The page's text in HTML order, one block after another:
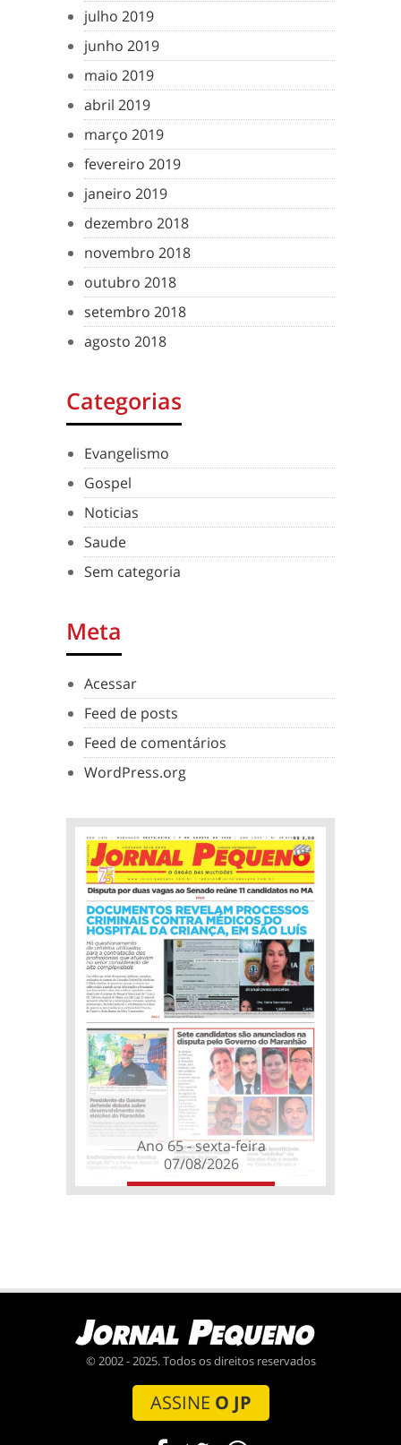
julho 2019
junho 2019
maio 2019
abril 2019
março 2019
fevereiro 2019
janeiro 2019
dezembro 2018
novembro 2018
outubro 2018
setembro 2018
agosto 2018
Categorias
Evangelismo
Gospel
Noticias
Saude
Sem categoria
Meta
Acessar
Feed de posts
Feed de comentários
WordPress.org
Ano 65 - sexta-feira
07/08/2026
© 2002 - 2025. Todos os direitos reservados
ASSINE O JP